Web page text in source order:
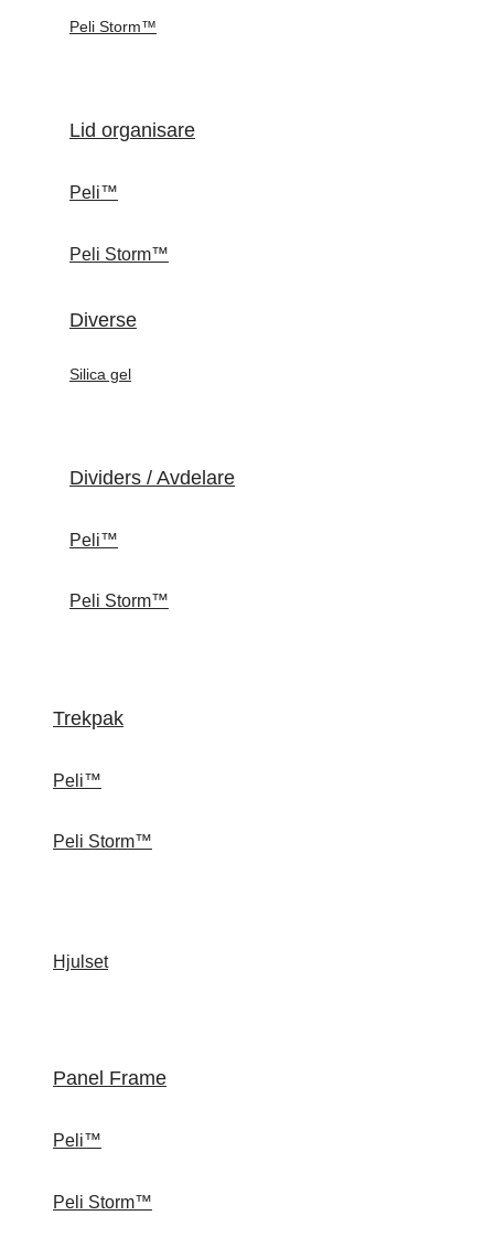
Peli Storm™
Lid organisare
Peli™
Peli Storm™
Diverse
Silica gel
Dividers / Avdelare
Peli™
Peli Storm™
Trekpak
Peli™
Peli Storm™
Hjulset
Panel Frame
Peli™
Peli Storm™